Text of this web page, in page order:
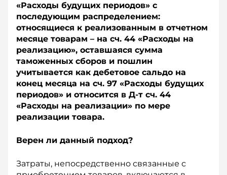
«Расходы будущих периодов» с
последующим распределением:
относящиеся к реализованным в отчетном
месяце товарам – на сч. 44 «Расходы на
реализацию», оставшаяся сумма
таможенных сборов и пошлин
учитывается как дебетовое сальдо на
конец месяца на сч. 97 «Расходы будущих
периодов» и относится в Д-т сч. 44
«Расходы на реализации» по мере
реализации товара.
Верен ли данный подход?
Затраты, непосредственно связанные с